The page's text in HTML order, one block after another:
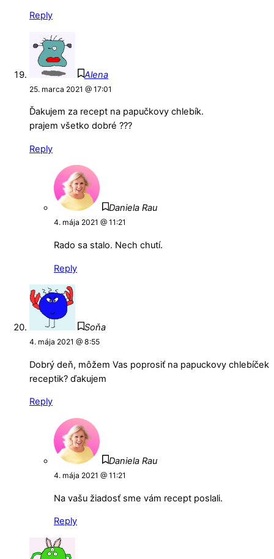
Reply
Alena
25. marca 2021 @ 17:01
Ďakujem za recept na papučkovy chlebík.
prajem všetko dobré ???
Reply
Daniela Rau
4. mája 2021 @ 11:21
Rado sa stalo. Nech chutí.
Reply
Soňa
4. mája 2021 @ 8:55
Dobrý deň, môžem Vas poprosiť na papuckovy chlebíček
receptik? ďakujem
Reply
Daniela Rau
4. mája 2021 @ 11:21
Na vašu žiadosť sme vám recept poslali.
Reply